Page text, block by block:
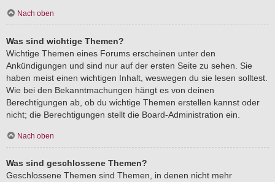
Nach oben
Was sind wichtige Themen?
Wichtige Themen eines Forums erscheinen unter den
Ankündigungen und sind nur auf der ersten Seite zu sehen. Sie
haben meist einen wichtigen Inhalt, weswegen du sie lesen solltest.
Wie bei den Bekanntmachungen hängt es von deinen
Berechtigungen ab, ob du wichtige Themen erstellen kannst oder
nicht; die Berechtigungen stellt die Board-Administration ein.
Nach oben
Was sind geschlossene Themen?
Geschlossene Themen sind Themen, in denen nicht mehr